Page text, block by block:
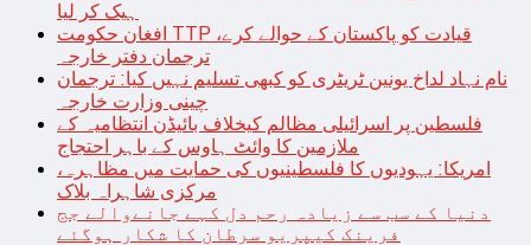
ہیک کر لیا
افغان حکومت TTP قیادت کو پاکستان کے حوالے کرے،
ترجمان دفتر خارجہ
نام نہاد لداخ یونین ٹریٹری کو کبھی تسلیم نہیں کیا: ترجمان
چینی وزارت خارجہ
فلسطین پر اسرائیلی مظالم کیخلاف بائیڈن انتظامیہ کے
ملازمین کا وائٹ ہاوس کے باہر احتجاج
امریکا: یہودیوں کا فلسطینیوں کی حمایت میں مظاہرہ،
مرکزی شاہراہ بلاک
دنیا کے سب سے زیادہ رحم دل کہے جانےوالے جج
فرینک کیپریو سرطان کا شکار ہوگئے